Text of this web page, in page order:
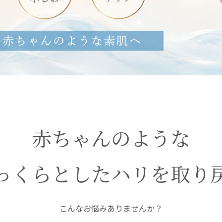
赤ちゃんのような
くらとしたハリを取り
こんなお悩みありませんか？